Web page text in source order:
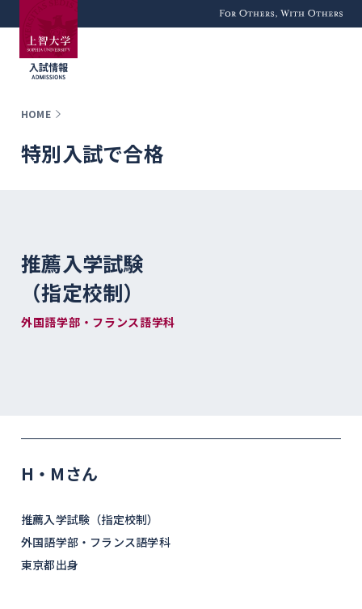
For Others, With
Others
HOME
特別入試で合格
推薦入学試験
（指定校制）
外国語学部・フランス語学科
H・Mさん
推薦入学試験（指定校制）
外国語学部・フランス語学科
東京都出身